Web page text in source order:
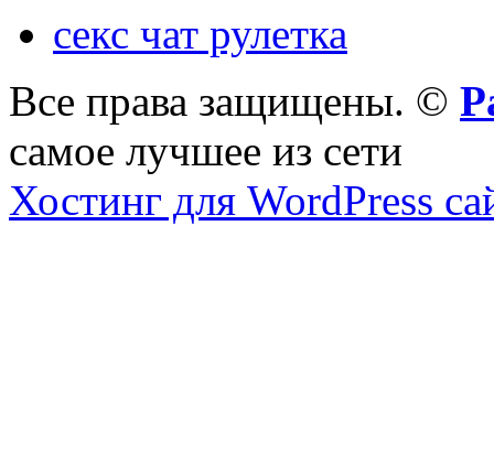
секс чат рулетка
Все права защищены. ©
самое лучшее из сети
Хостинг для WordPress